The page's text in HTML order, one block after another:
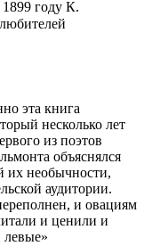
году К.
эта книга
несколько лет
из поэтов
объяснялся
их необычности,
аудитории.
и овациям
и ценили и